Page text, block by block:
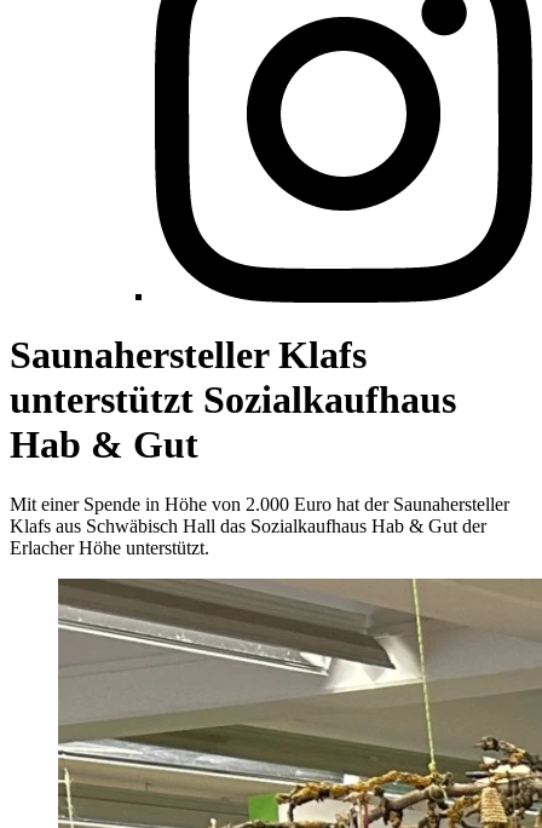
Saunahersteller Klafs
unterstützt Sozialkaufhaus
Hab & Gut
Mit einer Spende in Höhe von 2.000 Euro hat der Saunahersteller
Klafs aus Schwäbisch Hall das Sozialkaufhaus Hab & Gut der
Erlacher Höhe unterstützt.